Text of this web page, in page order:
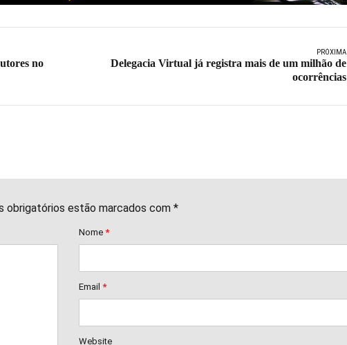
no
PRÓXIMA
Delegacia Virtual já registra mais de um milhão de
ocorrências
obrigatórios estão marcados com *
Nome *
Email *
Website